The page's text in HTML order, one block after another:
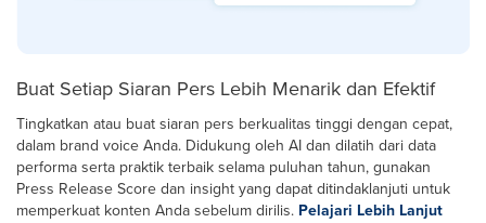
Buat Setiap Siaran Pers Lebih Menarik dan Efektif
Tingkatkan atau buat siaran pers berkualitas tinggi dengan cepat,
dalam brand voice Anda. Didukung oleh AI dan dilatih dari data
performa serta praktik terbaik selama puluhan tahun, gunakan
Press Release Score dan insight yang dapat ditindaklanjuti untuk
memperkuat konten Anda sebelum dirilis. Pelajari Lebih Lanjut